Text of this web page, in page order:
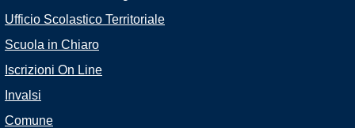
Ufficio Scolastico Territoriale
Scuola in Chiaro
Iscrizioni On Line
Invalsi
Comune